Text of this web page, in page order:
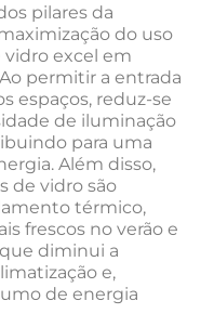
pilares da
do uso
vidro excel em
permitir a entrada
espaços, reduz-se
de iluminação
para uma
Além disso,
de vidro são
térmico,
frescos no verão e
diminui a
e,
de energia